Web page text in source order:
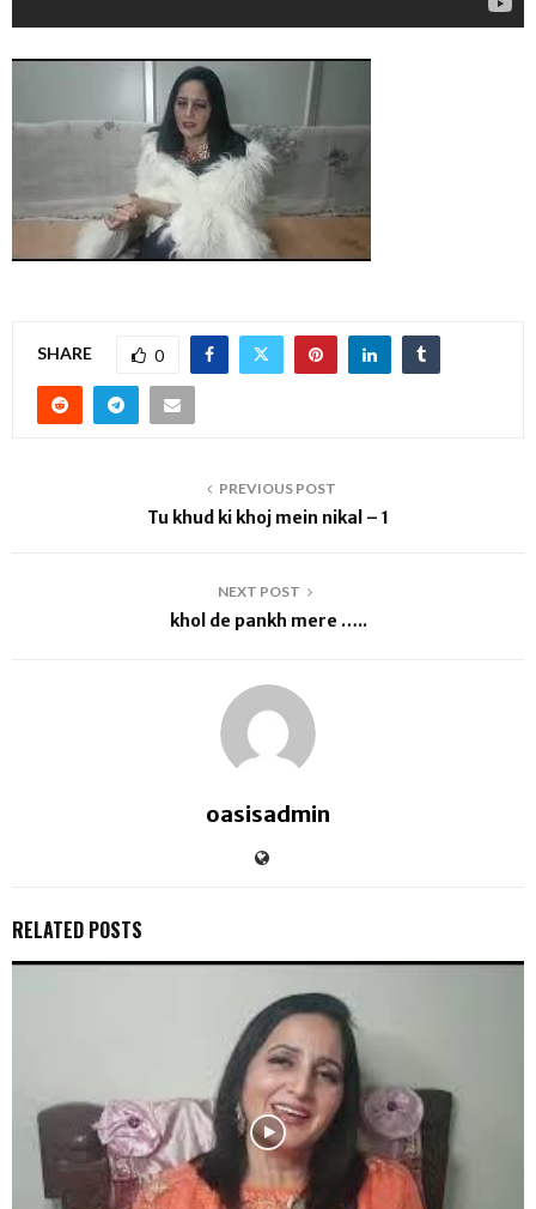
SHARE 0
PREVIOUS POST
Tu khud ki khoj mein nikal – 1
NEXT POST
khol de pankh mere …..
oasisadmin
RELATED POSTS